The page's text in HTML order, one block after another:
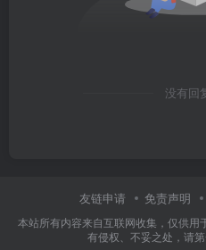
没有回
友链申请 免责声明
本站所有内容来自互联网收集，仅供用
有侵权、不妥之处，请